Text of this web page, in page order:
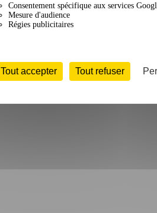
Consentement spécifique aux services
Mesure d'audience
Régies publicitaires
Tout accepter Tout refuser